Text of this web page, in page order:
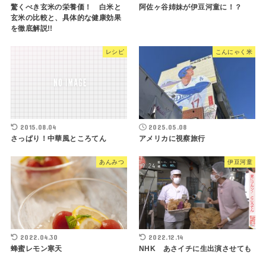
驚くべき玄米の栄養価！ 白米と
玄米の比較と、具体的な健康効果
を徹底解説!!
阿佐ヶ谷姉妹が伊豆河童に！？
レシピ
2015.08.04
さっぱり！中華風ところてん
こんにゃく米
2025.05.08
アメリカに視察旅行
あんみつ
2022.04.30
蜂蜜レモン寒天
伊豆河童
2022.12.14
NHK あさイチに生出演させても